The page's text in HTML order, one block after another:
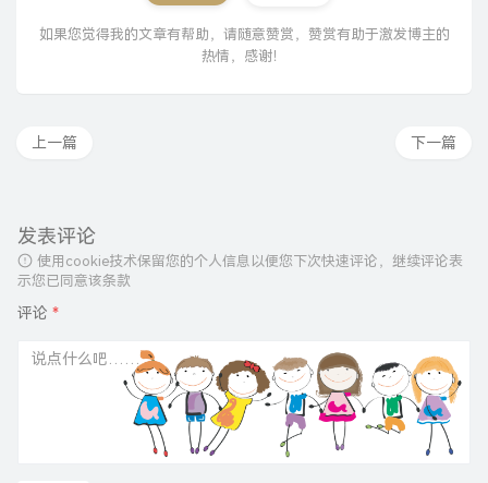
如果您觉得我的文章有帮助，请随意赞赏，赞赏有助于激发博主的
热情，感谢！
下一篇
上一篇
发表评论
使用cookie技术保留您的个人信息以便您下次快速评论，继续评论表
示您已同意该条款
评论 *